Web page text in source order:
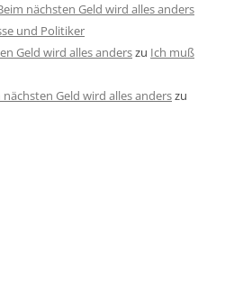
nächsten Geld wird alles anders
und Politiker
Geld wird alles anderszu Ich muß
Geld wird alles anderszu